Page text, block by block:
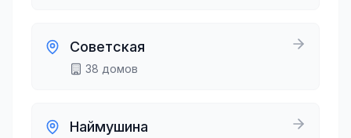
Советская
38 домов
Наймушина